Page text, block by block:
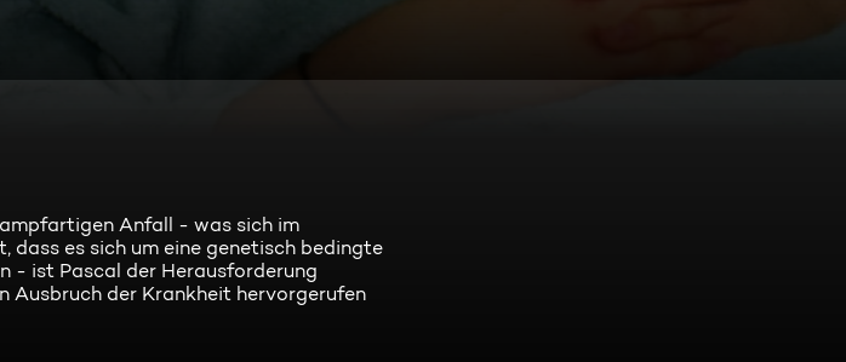
Anfall - was sich im
dass es sich um eine genetisch bedingte
- ist Pascal der Herausforderung
Ausbruch der Krankheit hervorgerufen